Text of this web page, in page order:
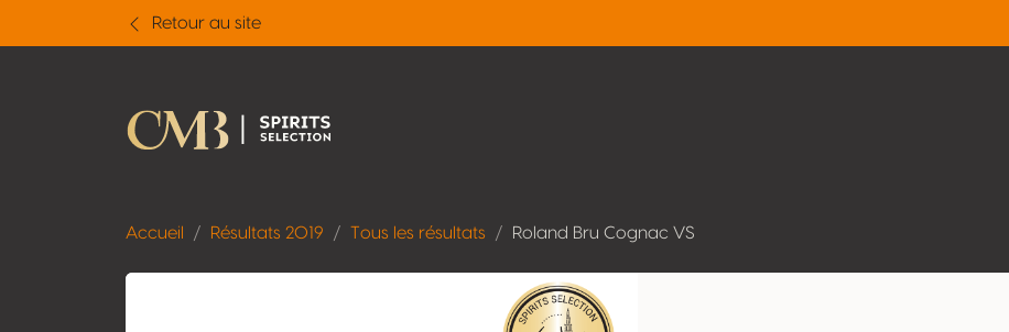
Retour au site
Accueil Résultats 2019 Tous les résultats Roland Bru Cognac VS